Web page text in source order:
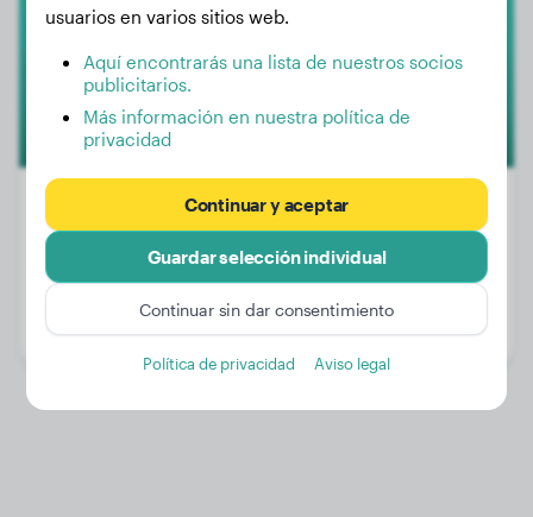
Género:
Perra
usuarios en varios sitios web.
Aquí encontrarás una lista de nuestros socios
publicitarios.
Más información en nuestra política de
privacidad
Continuar y aceptar
Guardar selección individual
Continuar sin dar consentimiento
Política de privacidad Aviso legal